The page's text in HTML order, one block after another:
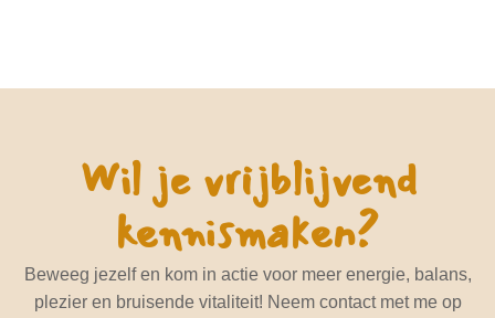
Wil je vrijblijvend
kennismaken?
Beweeg jezelf en kom in actie voor meer energie, balans,
plezier en bruisende vitaliteit! Neem contact met me op